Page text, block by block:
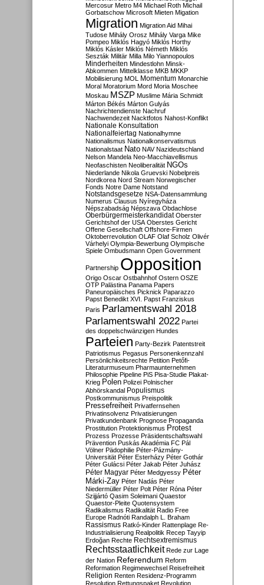
Mercosur Metro M4 Michael Roth Michail
Gorbatschow Microsoft Mieten Migation
Migration Migration Aid Mihai
Tudose Mihály Orosz Mihály Varga Mike
Pompeo Miklós Hagyó Miklós Horthy
Miklós Kásler Miklós Németh Miklós
Seszták Militär Milla Milo Yiannopoulos
Minderheiten Mindestlohn Minsk-
Abkommen Mittelklasse MKB MKKP
Mobilisierung MOL Momentum Monarchie
Moral Moratorium Mord Moria Moschee
Moskau MSZP Muslime Mária Schmidt
Márton Békés Márton Gulyás
Nachrichtendienste Nachruf
Nachwendezeit Nacktfotos Nahost-Konflikt
Nationale Konsultation
Nationalfeiertag Nationalhymne
Nationalismus Nationalkonservatismus
Nationalstaat Nato NAV Nazideutschland
Nelson Mandela Neo-Macchiavellismus
Neofaschisten Neoliberalität NGOs
Niederlande Nikola Gruevski Nobelpreis
Nordkorea Nord Stream Norwegischer
Fonds Notre Dame Notstand
Notstandsgesetze NSA-Datensammlung
Numerus Clausus Nyíregyháza
Népszabadság Népszava Obdachlose
Oberbürgermeisterkandidat Oberster
Gerichtshof der USA Oberstes Gericht
Offene Gesellschaft Offshore-Firmen
Oktoberrevolution OLAF Olaf Scholz Olivér
Várhelyi Olympia-Bewerbung Olympische
Spiele Ombudsmann Open Government
Partnership Opposition
Origo Oscar Ostbahnhof Ostern OSZE
OTP Palästina Panama Papers
Paneuropäisches Picknick Paparazzo
Papst Benedikt XVI. Papst Franziskus
Paris Parlamentswahl 2018
Parlamentswahl 2022 Partei
des doppelschwänzigen Hundes
Parteien Party-Bezirk Patentstreit
Patriotismus Pegasus Personenkennzahl
Persönlichkeitsrechte Petition Petőfi-
Literaturmuseum Pharmaunternehmen
Philosophie Pipeline PiS Pisa-Studie Plakat-
Krieg Polen Polizei Polnischer
Abhörskandal Populismus
Postkommunismus Preispolitik
Pressefreiheit Privatfernsehen
Privatinsolvenz Privatisierungen
Privatkundenbank Prognose Propaganda
Prostitution Protektionismus Protest
Prozess Prozesse Präsidentschaftswahl
Prävention Puskás Akadémia FC Pál
Völner Pädophilie Péter-Pázmány-
Universität Péter Esterházy Péter Gothár
Péter Gulácsi Péter Jakab Péter Juhász
Péter Magyar Péter Medgyessy Péter
Márki-Zay Péter Nadás Péter
Niedermüller Péter Polt Péter Róna Péter
Szijjártó Qasim Soleimani Quaestor
Quaestor-Pleite Quotensystem
Radikalismus Radikalität Radio Free
Europe Radnóti Randalph L. Braham
Rassismus Ratkó-Kinder Rattenplage Re-
Industrialisierung Realpolitik Recep Tayyip
Erdoğan Rechte Rechtsextremismus
Rechtsstaatlichkeit Rede zur Lage
der Nation Referendum Reform
Reformation Regimewechsel Reisefreiheit
Religion Renten Residenz-Programm
Resolution Rettungspaket Revolution